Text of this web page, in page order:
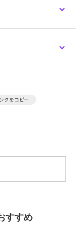
。
すすめ